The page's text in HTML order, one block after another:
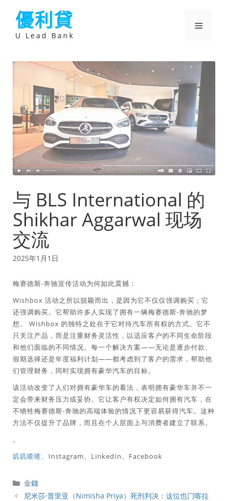
優利貸
U Lead Bank
選
与 BLS International 的
Shikhar Aggarwal 现场
交流
2025年1月1日
梅赛德斯-奔驰宣传活动为何如此震撼：
Wishbox 活动之所以脱颖而出，是因为它不仅仅强调购买；它
还强调购买。它帮助许多人实现了拥有一辆梅赛德斯-奔驰的梦
想。 Wishbox 的独特之处在于它对待汽车所有权的方式。它不
只关注产品，而是注重财务灵活性，以适应客户的不同生命阶段
和他们面临的不同情况。每一个解决方案——无论是逐步付款、
假期选择还是年度福利计划——都考虑到了客户的需求，帮助他
们管理财务，同时实现拥有豪华汽车的目标。
该活动改变了人们对拥有豪华车的看法，表明拥有豪华车并不一
定会带来财务压力或妥协。它让客户有权决定如何拥有汽车，在
不牺牲梅赛德斯-奔驰的高端体验的情况下更容易获得汽车。这种
方法不仅提升了品牌，而且在个人层面上与消费者建立了联系。
。
叽叽喳喳、Instagram、LinkedIn、Facebook
分
類
金錢
尼米莎·普里亚（Nimisha Priya）死刑判决：这位也门喀拉